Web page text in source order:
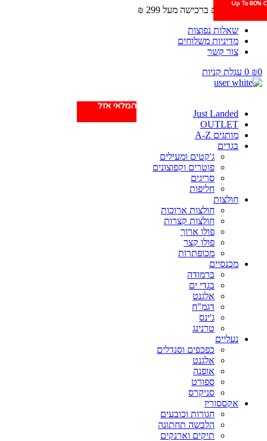
משלוחים חינם ברכישה מעל 299 ₪
שאלות נפוצות
מדיניות משלוחים
צור קשר
₪0
0 עגלת קניות
Just Landed
OUTLET
מותגים A-Z
בגדים
ג'קטים ומעילים
פוטרים וקפוצונים
סריגים
חליפות
חולצות
חולצות ארוכות
חולצות קצרות
פולו ארוך
פולו קצר
מכופתרות
מכנסיים
ברמודה
בגדי ים
אלגנט
דגמ"ח
ג'ינס
טרנינג
נעליים
כפכפים וסנדלים
אלגנט
אופנה
ספורט
סניקרס
אקססוריז
חגורות וכובעים
הלבשה תחתונה
תיקים וארנקים
Up To 80%
המלאי אזל
Up To 80%
המלאי אזל
Up To 80%
המלאי אזל